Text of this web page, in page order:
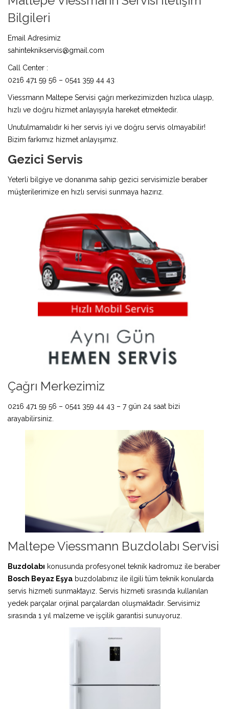
Bilgileri
Email Adresimiz
sahinteknikservis@gmail.com
Call Center :
0216 471 59 56 – 0541 359 44 43
Viessmann Maltepe Servisi çağrı merkezimizden hızlıca ulaşıp,
hızlı ve doğru hizmet anlayışıyla hareket etmektedir.
Unutulmamalıdır ki her servis iyi ve doğru servis olmayabilir!
Bizim farkımız hizmet anlayışımız.
Gezici Servis
Yeterli bilgiye ve donanıma sahip gezici servisimizle beraber
müşterilerimize en hızlı servisi sunmaya hazırız.
Çağrı Merkezimiz
0216 471 59 56 – 0541 359 44 43 – 7 gün 24 saat bizi
arayabilirsiniz.
Maltepe Viessmann Buzdolabı Servisi
Buzdolabı konusunda profesyonel teknik kadromuz ile beraber
Bosch Beyaz Eşya buzdolabınız ile ilgili tüm teknik konularda
servis hizmeti sunmaktayız. Servis hizmeti sırasında kullanılan
yedek parçalar orjinal parçalardan oluşmaktadır. Servisimiz
sırasında 1 yıl malzeme ve işçilik garantisi sunuyoruz.